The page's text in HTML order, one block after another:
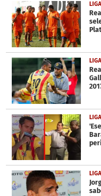
seconds